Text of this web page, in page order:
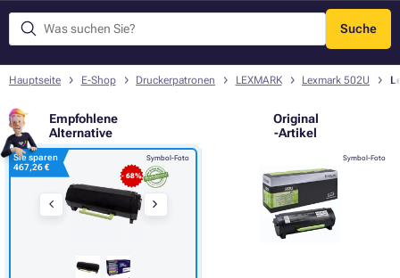
Suche
Menü
Hauptseite E-Shop Druckerpatronen LEXMARK Lexmark 502U
Empfohlene
Alternative
Original
-Artikel
Symbol-Foto
Symbol-Foto
- 68%
Sie sparen
467,26 €